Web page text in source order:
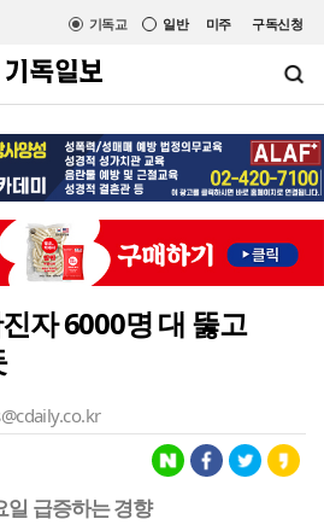
미주 구독신청
일반
기독교
자 6000명 대 뚫고
일 급증하는 경향